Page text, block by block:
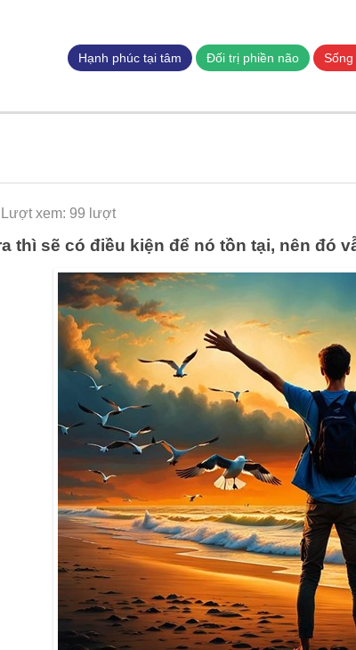
nội
dung
Hạnh phúc tại tâm Đối trị phiền não
xem: 99 lượt
thì sẽ có điều kiện để nó tồn tại, nên đó